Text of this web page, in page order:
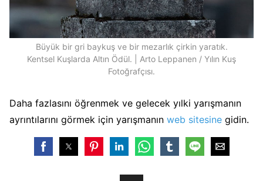
Büyük bir gri baykuş ve bir mezarlık çirkin yaratık.
Kentsel Kuşlarda Altın Ödül. | Arto Leppanen / Yılın Kuş
Fotoğrafçısı.
Daha fazlasını öğrenmek ve gelecek yılki yarışmanın
ayrıntılarını görmek için yarışmanın web sitesine gidin.